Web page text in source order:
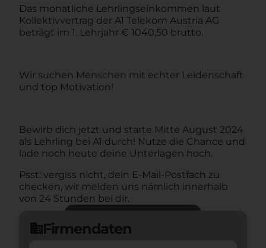
Das monatliche Lehrlingseinkommen laut
Kollektivvertrag der A1 Telekom Austria AG
beträgt im 1. Lehrjahr € 1040,50 brutto.
Wir suchen Menschen mit echter Leidenschaft
und top Motivation!
Bewirb dich jetzt und starte Mitte August 2024
als Lehrling bei A1 durch! Nutze die Chance und
lade noch heute deine Unterlagen hoch.
Psst: vergiss nicht, dein E-Mail-Postfach zu
checken, wir melden uns nämlich innerhalb
von 24 Stunden bei dir.
domainFirmendaten